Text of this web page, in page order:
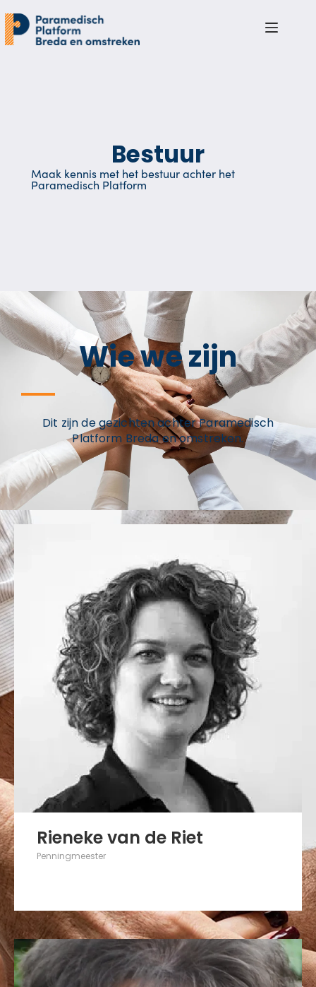
Bestuur
Maak kennis met het bestuur achter het
Paramedisch Platform
Wie we zijn
Dit zijn de gezichten achter Paramedisch
Platform Breda en omstreken.
Rieneke van de Riet
Penningmeester